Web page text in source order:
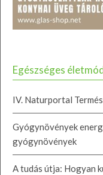
Egészséges
IV. Naturportal
Gyógynövények
gyógynövények
A tudás útja: Hogyan